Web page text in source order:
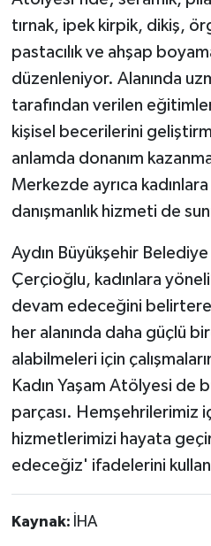
tırnak, ipek kirpik, dikiş,
pastacılık ve ahşap
düzenleniyor. Alanında
tarafından verilen
kişisel becerilerini
anlamda donanım
Merkezde ayrıca
danışmanlık hizmeti de
Aydın Büyükşehir Belediye
Çerçioğlu, kadınlara
devam edeceğini
her alanında daha güçlü
alabilmeleri için
Kadın Yaşam Atölyesi de
parçası. Hemşehrilerimiz
hizmetlerimizi hayata
edeceğiz' ifadelerini
Kaynak: İHA